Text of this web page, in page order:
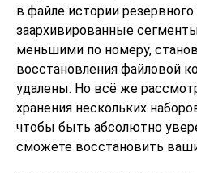
в файле истории
заархивированные
меньшими по номеру,
восстановления файловой
удалены. Но всё же
хранения нескольких
чтобы быть абсолютно
сможете восстановить